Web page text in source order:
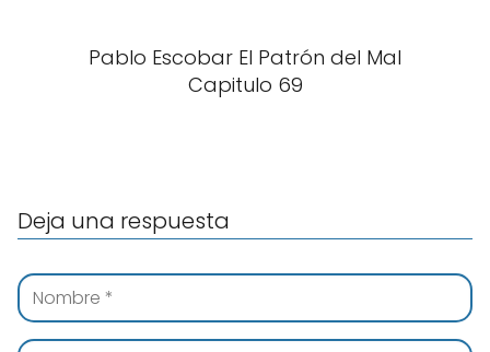
Pablo Escobar El Patrón del Mal
Capitulo 69
Deja una respuesta